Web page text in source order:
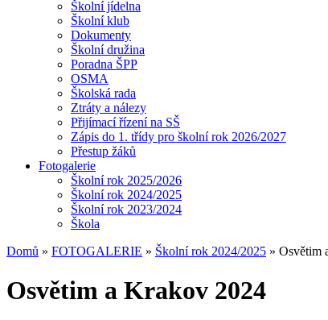
Školní jídelna
Školní klub
Dokumenty
Školní družina
Poradna ŠPP
OSMA
Školská rada
Ztráty a nálezy
Přijímací řízení na SŠ
Zápis do 1. třídy pro školní rok 2026/2027
Přestup žáků
Fotogalerie
Školní rok 2025/2026
Školní rok 2024/2025
Školní rok 2023/2024
Škola
Domů » FOTOGALERIE » Školní rok 2024/2025 » Osvětim
Osvětim a Krakov 2024